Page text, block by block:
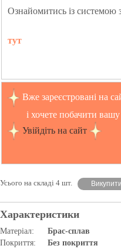
Ознайомитись із
тут
Вже зареєстровані на
і хочете побачити вашу
Увійдіть на сайт
Усього на складі 4 шт.
Характеристики
Матеріал:
Брас-сплав
Покриття:
Без покриття